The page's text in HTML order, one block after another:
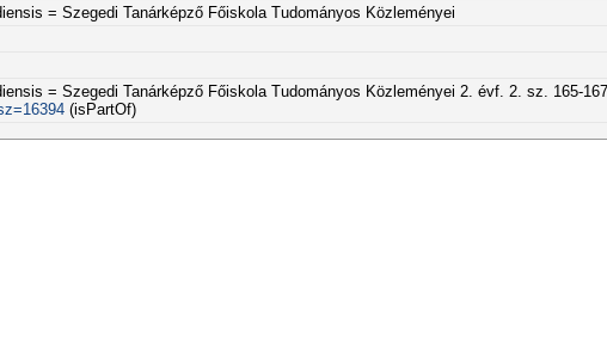
= Szegedi Tanárképző Főiskola Tudományos Közleményei
= Szegedi Tanárképző Főiskola Tudományos Közleményei 2. évf. 2. sz. 165-
(isPartOf)